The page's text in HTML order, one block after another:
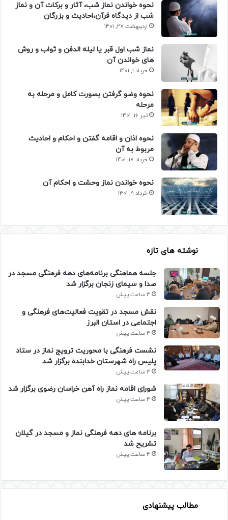
نحوه خواندن نماز شب، آثار و برکات آن و نماز
شب از دیدگاه قرآن،احادیث و بزرگان
اردیبهشت 27, 1401
نماز شب اول قبر یا لیله الدفن و ثواب و روش
های خواندن آن
خرداد 1, 1401
نحوه وضو گرفتن بصورت کامل و مرحله به
مرحله
تیر 16, 1401
نحوه اذان و اقامه گفتن و احکام و احادیث
مربوط به آن
خرداد 17, 1401
نحوه خواندن نماز وحشت و احکام آن
خرداد 9, 1401
نوشته های تازه
جلسه هماهنگی برنامه‌های دهه فرهنگی مسجد در
صدا و سیمای زنجان برگزار شد
3 ساعت پیش
نقش مسجد در تقویت فعالیت‌های فرهنگی و
اجتماعی در استان البرز
3 ساعت پیش
نشست فرهنگی با محوریت ترویج نماز در ستاد
پلیس راه شهرستان خدابنده برگزار شد
3 ساعت پیش
شورای اقامه نماز راه آهن خراسان رضوی برگزار شد
4 ساعت پیش
برنامه های دهه فرهنگی نماز و مسجد در گیلان
تشریح شد
4 ساعت پیش
مطالب پیشنهادی